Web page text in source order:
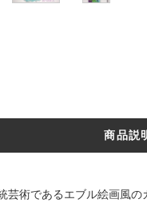
商品説
芸術であるエブル絵画風